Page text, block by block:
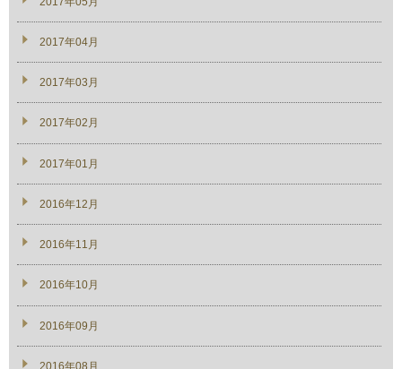
2017年04月
2017年03月
2017年02月
2017年01月
2016年12月
2016年11月
2016年10月
2016年09月
2016年08月